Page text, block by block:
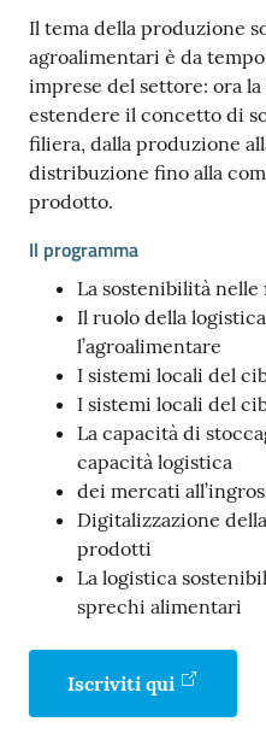
Il tema della produzione
agroalimentari è da
imprese del settore: ora la
estendere il concetto di
filiera, dalla produzione
distribuzione fino alla
prodotto.
Il programma
La sostenibilità
Il ruolo della
l’agroalimentare
I sistemi locali del
I sistemi locali del
La capacità di
capacità logistica
dei mercati
Digitalizzazione
prodotti
La logistica
sprechi alimentari
Iscriviti qui